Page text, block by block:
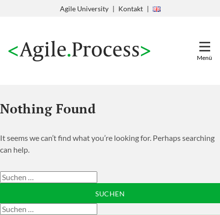
Agile University Kontakt
Menü
Nothing Found
It seems we can’t find what you’re looking for. Perhaps searching
can help.
Suchen
Suchen